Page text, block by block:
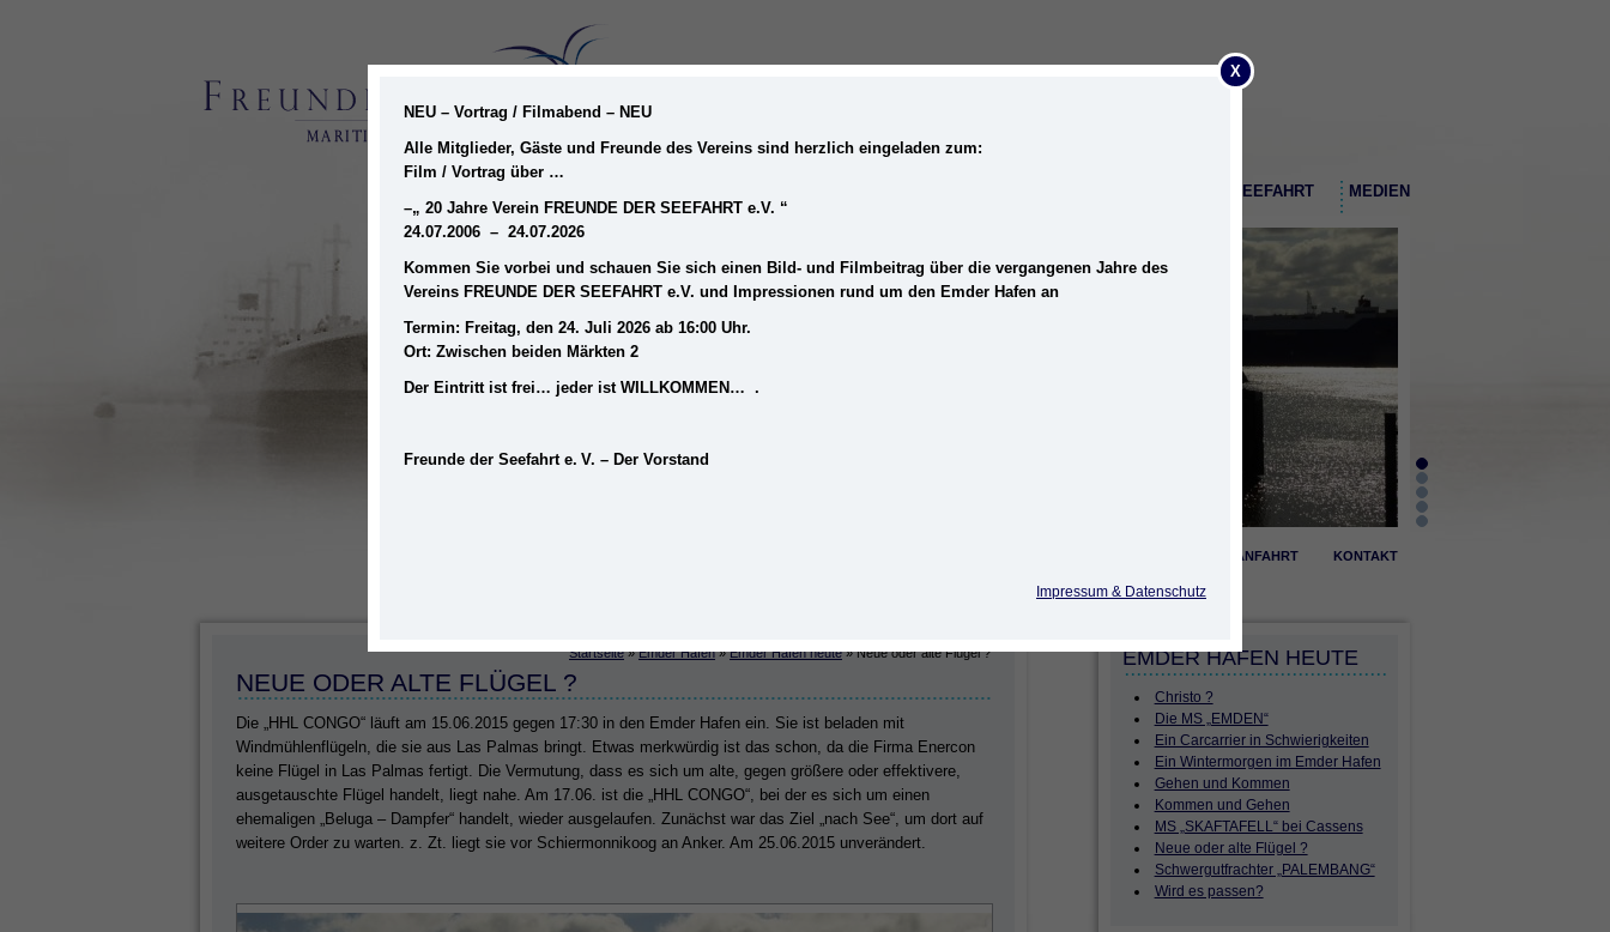
SEEFAHRT MEDIEN
ANFAHRT KONTAKT
Startseite»Emder Hafen»Emder Hafen heute»Neue oder alte Flügel ?
NEUE ODER ALTE FLÜGEL ?
Die „HHL CONGO“ läuft am 15.06.2015 gegen 17:30 in den Emder Hafen ein. Sie ist beladen mit
Windmühlenflügeln, die sie aus Las Palmas bringt. Etwas merkwürdig ist das schon, da die Firma Enercon
keine Flügel in Las Palmas fertigt. Die Vermutung, dass es sich um alte, gegen größere oder effektivere,
ausgetauschte Flügel handelt, liegt nahe. Am 17.06. ist die „HHL CONGO“, bei der es sich um einen
ehemaligen „Beluga – Dampfer“ handelt, wieder ausgelaufen. Zunächst war das Ziel „nach See“, um dort auf
weitere Order zu warten. z. Zt. liegt sie vor Schiermonnikoog an Anker. Am 25.06.2015 unverändert.
EMDER HAFEN HEUTE
Christo ?
Die MS „EMDEN“
Ein Carcarrier in Schwierigkeiten
Ein Wintermorgen im Emder Hafen
Gehen und Kommen
Kommen und Gehen
MS „SKAFTAFELL“ bei Cassens
Neue oder alte Flügel ?
Schwergutfrachter „PALEMBANG“
Wird es passen?
NEU – Vortrag / Filmabend – NEU
Alle Mitglieder, Gäste und Freunde des Vereins sind herzlich eingeladen zum:
Film / Vortrag über …
–„ 20 Jahre Verein FREUNDE DER SEEFAHRT e.V. “
24.07.2006 – 24.07.2026
Kommen Sie vorbei und schauen Sie sich einen Bild- und Filmbeitrag über die vergangenen Jahre des
Vereins FREUNDE DER SEEFAHRT e.V. und Impressionen rund um den Emder Hafen an
Termin: Freitag, den 24. Juli 2026 ab 16:00 Uhr.
Ort: Zwischen beiden Märkten 2
Der Eintritt ist frei… jeder ist WILLKOMMEN… .
Freunde der Seefahrt e. V. – Der Vorstand
X
Impressum & Datenschutz